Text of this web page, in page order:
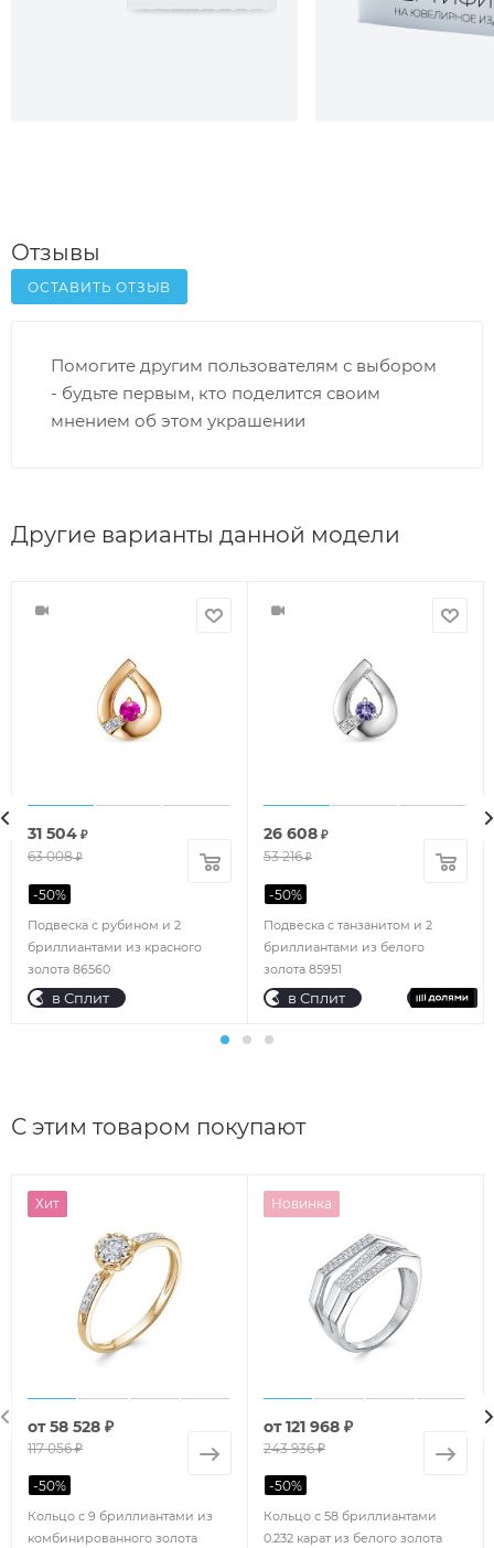
Отзывы
ОСТАВИТЬ ОТЗЫВ
Помогите другим пользователям с выбором
- будьте первым, кто поделится своим
мнением об этом украшении
Другие варианты данной модели
Подвеска с рубином и 2
бриллиантами из красного
золота 86560
31 504 ₽
63 008₽
-50%
в Сплит
Подвеска с танзанитом и 2
бриллиантами из белого
золота 85951
26 608 ₽
53 216₽
-50%
в Сплит
С этим товаром покупают
Хит
Кольцо с 9 бриллиантами из
комбинированного золота
от58 528 ₽
117 056 ₽
-50%
Новинка
Кольцо с 58 бриллиантами
0.232 карат из белого золота
от121 968 ₽
243 936 ₽
-50%